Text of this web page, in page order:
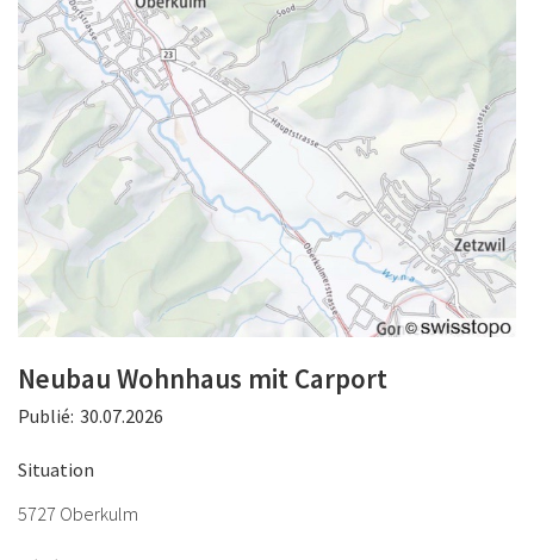
Neubau Wohnhaus mit Carport
Publié: 30.07.2026
Situation
5727 Oberkulm